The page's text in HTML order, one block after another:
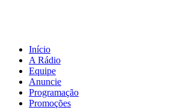
Início
A Rádio
Equipe
Anuncie
Programação
Promoções